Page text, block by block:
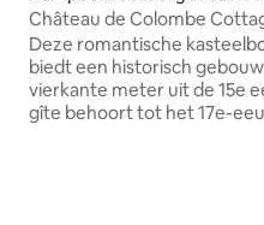
del
Château de Colombe
la Ferme
Deze romantische
biedt een historisch
vierkante meter uit de 15e
gîte behoort tot het 17e-